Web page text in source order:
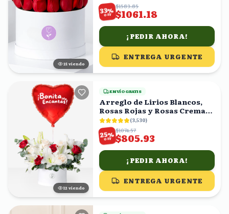
20 viendo
33%
OFF
$1583.85
$1061.18
¡PEDIR AHORA!
ENTREGA URGENTE
13 viendo
ENVÍO GRATIS
Arreglo de Lirios Blancos,
Rosas Rojas y Rosas Crema
en Caja con Globo
(3,530)
25%
OFF
$1074.57
$805.93
¡PEDIR AHORA!
ENTREGA URGENTE